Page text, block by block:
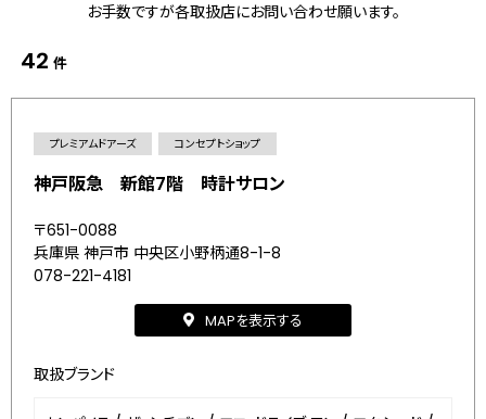
お手数ですが各取扱店にお問い合わせ願います。
42 件
プレミアムドアーズ コンセプトショップ
神戸阪急 新館7階 時計サロン
〒651-0088
兵庫県 神戸市 中央区小野柄通8-1-8
078-221-4181
MAPを表示する
取扱ブランド